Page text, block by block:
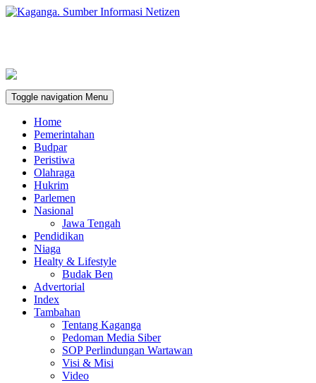
Toggle navigation Menu
Home
Pemerintahan
Budpar
Peristiwa
Olahraga
Hukrim
Parlemen
Nasional
Jawa Tengah
Pendidikan
Niaga
Healty & Lifestyle
Budak Ben
Advertorial
Index
Tambahan
Tentang Kaganga
Pedoman Media Siber
SOP Perlindungan Wartawan
Visi & Misi
Video